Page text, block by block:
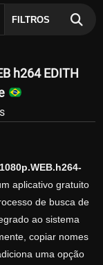
FILTROS
h264 EDITH
aplicativo gratuito
de busca de
ao sistema
copiar nomes
uma opção